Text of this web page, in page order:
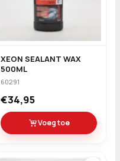
XEON SEALANT WAX
500ML
60291
€34,95
Voeg toe